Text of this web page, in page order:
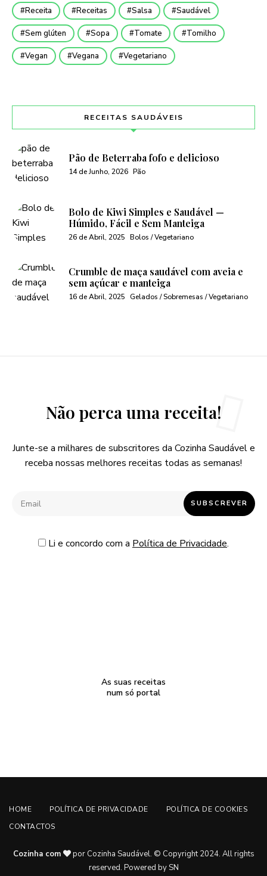
Receita Receitas Salsa Saudável
Sem glúten Sopa Tomate Tomilho
Vegan Vegana Vegetariano
RECEITAS SAUDÁVEIS
Pão de Beterraba fofo e delicioso
14 de Junho, 2026 Pão
Bolo de Kiwi Simples e Saudável —
Húmido, Fácil e Sem Manteiga
26 de Abril, 2025 Bolos / Vegetariano
Crumble de maça saudável com aveia e
sem açúcar e manteiga
16 de Abril, 2025 Gelados / Sobremesas / Vegetariano
Não perca uma receita!
Junte-se a milhares de subscritores da Cozinha Saudável e
receba nossas melhores receitas todas as semanas!
Li e concordo com a Política de Privacidade.
As suas receitas
num só portal
HOME POLÍTICA DE PRIVACIDADE
POLÍTICA DE COOKIES
CONTACTOS
Cozinha com
por Cozinha Saudável. © Copyright 2024. All rights
reserved. Powered by SN